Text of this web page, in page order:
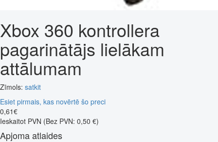
Xbox 360 kontrollera
pagarinātājs lielākam
attālumam
Zīmols: satkit
Esiet pirmais, kas novērtē šo preci
0,61€
Ieskaitot PVN (Bez PVN: 0,50 €)
Apjoma atlaides